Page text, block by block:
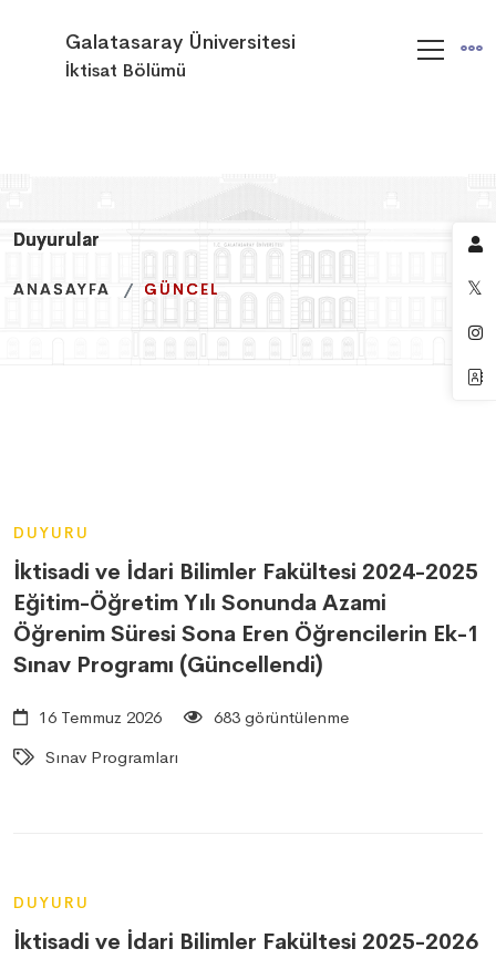
Galatasaray Üniversitesi
İktisat Bölümü
Duyurular
ANASAYFA GÜNCEL
Duyurular
ANASAYFA GÜNCEL
Duyurular
ANASAYFA GÜNCEL
DUYURU
İktisadi ve İdari Bilimler Fakültesi 2024-2025
Eğitim-Öğretim Yılı Sonunda Azami
Öğrenim Süresi Sona Eren Öğrencilerin Ek-1
Sınav Programı (Güncellendi)
16 Temmuz 2026
683 görüntülenme
Sınav Programları
DUYURU
İktisadi ve İdari Bilimler Fakültesi 2025-2026